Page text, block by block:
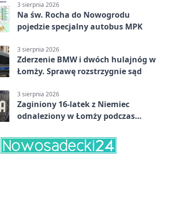
3 sierpnia 2026
Na św. Rocha do Nowogrodu
pojedzie specjalny autobus MPK
3 sierpnia 2026
Zderzenie BMW i dwóch hulajnóg w
Łomży. Sprawę rozstrzygnie sąd
3 sierpnia 2026
Zaginiony 16-latek z Niemiec
odnaleziony w Łomży podczas